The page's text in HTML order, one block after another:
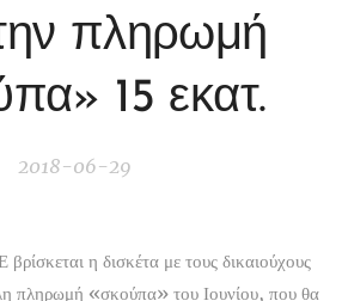
πληρωμή
15 εκατ.
2018-06-29
η δισκέτα με τους δικαιούχους
πληρωμή «σκούπα» του Ιουνίου, που θα